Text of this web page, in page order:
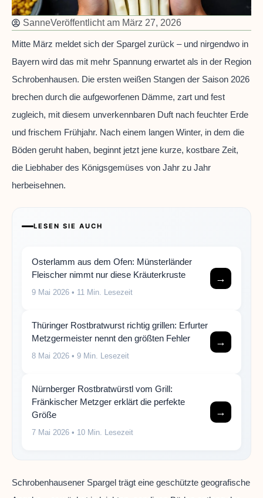
SanneVeröffentlicht am März 27, 2026
Mitte März meldet sich der Spargel zurück – und nirgendwo in
Bayern wird das mit mehr Spannung erwartet als in der Region
Schrobenhausen. Die ersten weißen Stangen der Saison 2026
brechen durch die aufgeworfenen Dämme, zart und fest
zugleich, mit diesem unverkennbaren Duft nach feuchter Erde
und frischem Frühjahr. Nach einem langen Winter, in dem die
Böden geruht haben, beginnt jetzt jene kurze, kostbare Zeit,
die Liebhaber des Königsgemüses von Jahr zu Jahr
herbeisehnen.
LESEN SIE AUCH
Osterlamm aus dem Ofen: Münsterländer
Fleischer nimmt nur diese Kräuterkruste
9 Mai 2026 • 11 Min. Lesezeit
→
Thüringer Rostbratwurst richtig grillen: Erfurter
Metzgermeister nennt den größten Fehler
8 Mai 2026 • 9 Min. Lesezeit
→
Nürnberger Rostbratwürstl vom Grill:
Fränkischer Metzger erklärt die perfekte
Größe
7 Mai 2026 • 10 Min. Lesezeit
→
Schrobenhausener Spargel trägt eine geschützte geografische